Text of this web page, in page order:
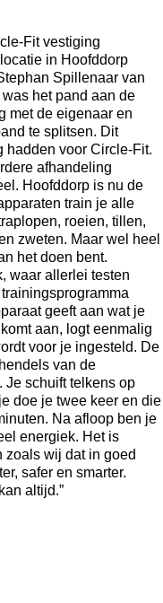
Fit vestiging
in Hoofddorp
Spillenaar van
het pand aan de
met de eigenaar en
te splitsen. Dit
hadden voor Circle-Fit.
afhandeling
Hoofddorp is nu de
train je alle
roeien, tillen,
zweten. Maar wel heel
het doen bent.
waar allerlei testen
geeft aan wat je
aan, logt eenmalig
voor je ingesteld. De
van de
Je schuift telkens op
doe je twee keer en die
Na afloop ben je
energiek. Het is
wij dat in goed
safer en smarter.
altijd.”